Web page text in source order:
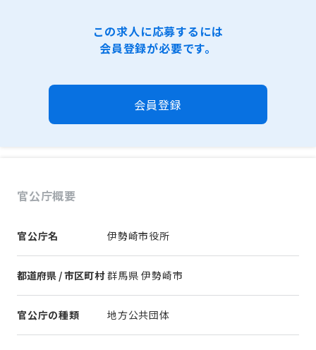
この求人に応募するには
会員登録が必要です。
会員登録
官公庁概要
官公庁名 伊勢崎市役所
都道府県 / 市区町村 群馬県 伊勢崎市
官公庁の種類 地方公共団体